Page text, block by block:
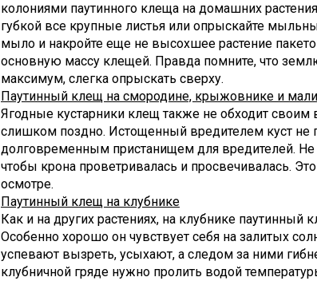
колониями паутинного клеща на домашних
губкой все крупные листья или опрыскайте
мыло и накройте еще не высохшее растение
основную массу клещей. Правда помните, что
максимум, слегка опрыскать сверху.
Паутинный клещ на смородине, крыжовнике и
Ягодные кустарники клещ также не обходит
слишком поздно. Истощенный вредителем куст не
долговременным пристанищем для вредителей.
чтобы крона проветривалась и просвечивалась.
осмотре.
Паутинный клещ на клубнике
Как и на других растениях, на клубнике
Особенно хорошо он чувствует себя на залитых
успевают вызреть, усыхают, а следом за ними
клубничной гряде нужно пролить водой